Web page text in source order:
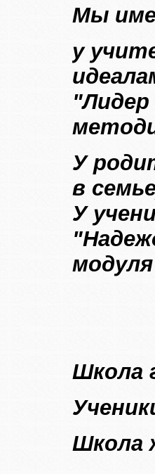
Мы
у
У
в
У
Школа
Школа